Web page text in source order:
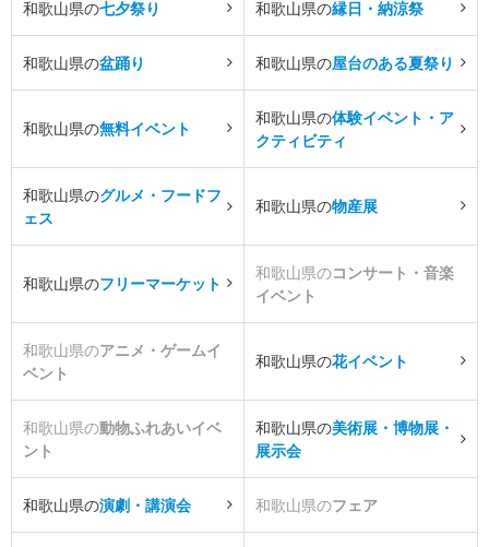
和歌山県の七夕祭り 和歌山県の縁日・納涼祭
和歌山県の盆踊り 和歌山県の屋台のある夏祭り
和歌山県の無料イベント
和歌山県の体験イベント・ア
クティビティ
和歌山県のグルメ・フードフ
ェス
和歌山県の物産展
和歌山県のフリーマーケット
和歌山県のコンサート・音楽
イベント
和歌山県のアニメ・ゲームイ
ベント
和歌山県の花イベント
和歌山県の動物ふれあいイベ
ント
和歌山県の美術展・博物展・
展示会
和歌山県の演劇・講演会 和歌山県のフェア